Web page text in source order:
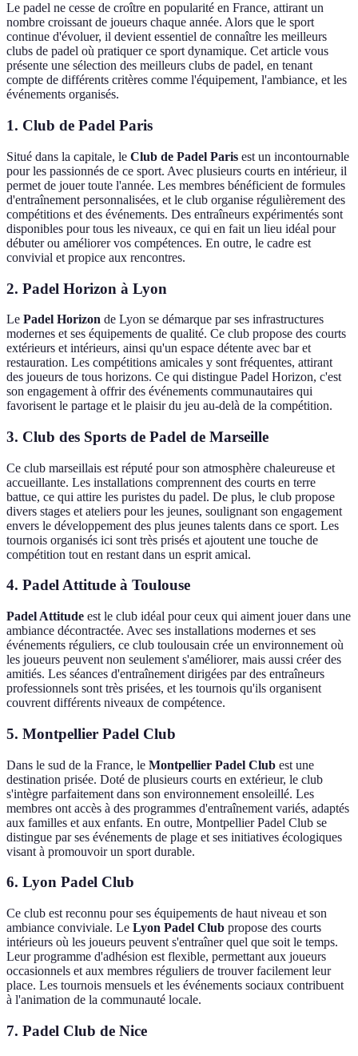
Le padel ne cesse de croître en popularité en France, attirant un
nombre croissant de joueurs chaque année. Alors que le sport
continue d'évoluer, il devient essentiel de connaître les meilleurs
clubs de padel où pratiquer ce sport dynamique. Cet article vous
présente une sélection des meilleurs clubs de padel, en tenant
compte de différents critères comme l'équipement, l'ambiance, et les
événements organisés.
1. Club de Padel Paris
Situé dans la capitale, le Club de Padel Paris est un incontournable
pour les passionnés de ce sport. Avec plusieurs courts en intérieur, il
permet de jouer toute l'année. Les membres bénéficient de formules
d'entraînement personnalisées, et le club organise régulièrement des
compétitions et des événements. Des entraîneurs expérimentés sont
disponibles pour tous les niveaux, ce qui en fait un lieu idéal pour
débuter ou améliorer vos compétences. En outre, le cadre est
convivial et propice aux rencontres.
2. Padel Horizon à Lyon
Le Padel Horizon de Lyon se démarque par ses infrastructures
modernes et ses équipements de qualité. Ce club propose des courts
extérieurs et intérieurs, ainsi qu'un espace détente avec bar et
restauration. Les compétitions amicales y sont fréquentes, attirant
des joueurs de tous horizons. Ce qui distingue Padel Horizon, c'est
son engagement à offrir des événements communautaires qui
favorisent le partage et le plaisir du jeu au-delà de la compétition.
3. Club des Sports de Padel de Marseille
Ce club marseillais est réputé pour son atmosphère chaleureuse et
accueillante. Les installations comprennent des courts en terre
battue, ce qui attire les puristes du padel. De plus, le club propose
divers stages et ateliers pour les jeunes, soulignant son engagement
envers le développement des plus jeunes talents dans ce sport. Les
tournois organisés ici sont très prisés et ajoutent une touche de
compétition tout en restant dans un esprit amical.
4. Padel Attitude à Toulouse
Padel Attitude est le club idéal pour ceux qui aiment jouer dans une
ambiance décontractée. Avec ses installations modernes et ses
événements réguliers, ce club toulousain crée un environnement où
les joueurs peuvent non seulement s'améliorer, mais aussi créer des
amitiés. Les séances d'entraînement dirigées par des entraîneurs
professionnels sont très prisées, et les tournois qu'ils organisent
couvrent différents niveaux de compétence.
5. Montpellier Padel Club
Dans le sud de la France, le Montpellier Padel Club est une
destination prisée. Doté de plusieurs courts en extérieur, le club
s'intègre parfaitement dans son environnement ensoleillé. Les
membres ont accès à des programmes d'entraînement variés, adaptés
aux familles et aux enfants. En outre, Montpellier Padel Club se
distingue par ses événements de plage et ses initiatives écologiques
visant à promouvoir un sport durable.
6. Lyon Padel Club
Ce club est reconnu pour ses équipements de haut niveau et son
ambiance conviviale. Le Lyon Padel Club propose des courts
intérieurs où les joueurs peuvent s'entraîner quel que soit le temps.
Leur programme d'adhésion est flexible, permettant aux joueurs
occasionnels et aux membres réguliers de trouver facilement leur
place. Les tournois mensuels et les événements sociaux contribuent
à l'animation de la communauté locale.
7. Padel Club de Nice